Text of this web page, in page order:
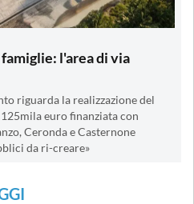
l'area di via
riguarda la realizzazione del
euro finanziata con
Ceronda e Casternone
da ri-creare»